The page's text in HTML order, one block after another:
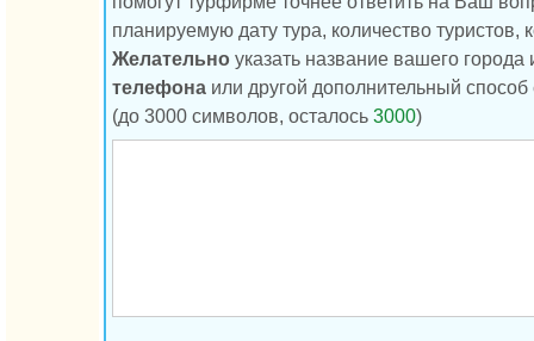
планируемую дату тура, количество туристов,
Желательно указать название вашего
телефона или другой дополнительный
(до 3000 символов, осталось 3000)